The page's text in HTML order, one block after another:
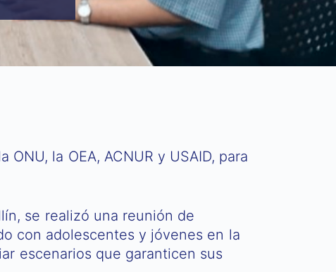
la OEA, ACNUR y USAID, para
se realizó una reunión de
con adolescentes y jóvenes en la
escenarios que garanticen sus